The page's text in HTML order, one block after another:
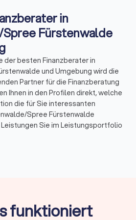
in
Fürstenwalde
der besten Finanzberater in
und Umgebung wird die
Partner für die Finanzberatung
Ihnen in den Profilen direkt, welche
die für Sie interessanten
Spree Fürstenwalde
Sie im Leistungsportfolio
So können Sie Spezialisten für
funktioniert